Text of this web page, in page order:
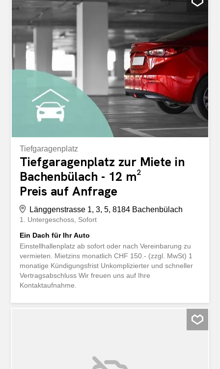
Tiefgaragenplatz
Tiefgaragenplatz zur Miete in
Bachenbülach - 12 m²
Preis auf Anfrage
Länggenstrasse 1, 3, 5, 8184 Bachenbülach
1. Untergeschoss Sofort
Ein Dach für Ihr Auto
Einstellhallenplatz ab sofort oder nach Vereinbarung zu
vermieten. Mietzins monatlich CHF 150.- (zzgl. MwSt) 1
monatige Kündigungsfrist Unkomplizierter und schneller
Vertragsabschluss Wir freuen uns auf Ihre
Kontaktaufnahme.